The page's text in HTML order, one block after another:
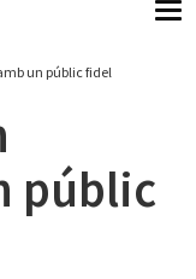
un públic fidel
públic